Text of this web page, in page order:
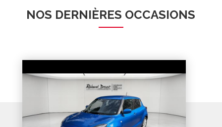
NOS DERNIÈRES OCCASIONS